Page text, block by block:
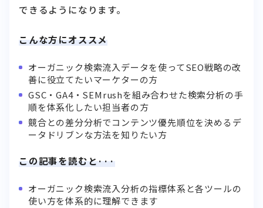
できるようになります。
こんな方にオススメ
オーガニック検索流入データを使ってSEO戦略の改
善に役立てたいマーケターの方
GSC・GA4・SEMrushを組み合わせた検索分析の手
順を体系化したい担当者の方
競合との差分分析でコンテンツ優先順位を決めるデ
ータドリブンな方法を知りたい方
この記事を読むと···
オーガニック検索流入分析の指標体系と各ツールの
使い方を体系的に理解できます